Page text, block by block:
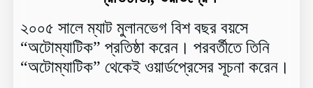
২০০৫ সালে ম্যাট মুলানভেগ বিশ বছর বয়সে
“অটোম্যাটিক” প্রতিষ্ঠা করেন। পরবর্তীতে তিনি
“অটোম্যাটিক” থেকেই ওয়ার্ডপ্রেসের সূচনা করেন।